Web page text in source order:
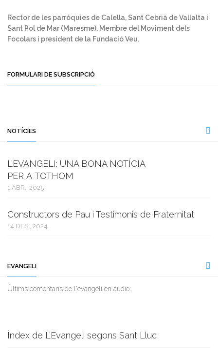
Rector de les parròquies de Calella, Sant Cebrià de Vallalta i
Sant Pol de Mar (Maresme). Membre del Moviment dels
Focolars i president de la Fundació Veu.
FORMULARI DE SUBSCRIPCIÓ
NOTÍCIES
L’EVANGELI: UNA BONA NOTÍCIA
PER A TOTHOM
1 ABR., 2025
Constructors de Pau i Testimonis de Fraternitat
14 DES., 2024
EVANGELI
Ùltims comentaris de l'evangeli en àudio:
Índex de L’Evangeli segons Sant Lluc